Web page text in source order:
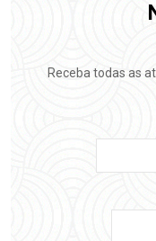
Receba todas as